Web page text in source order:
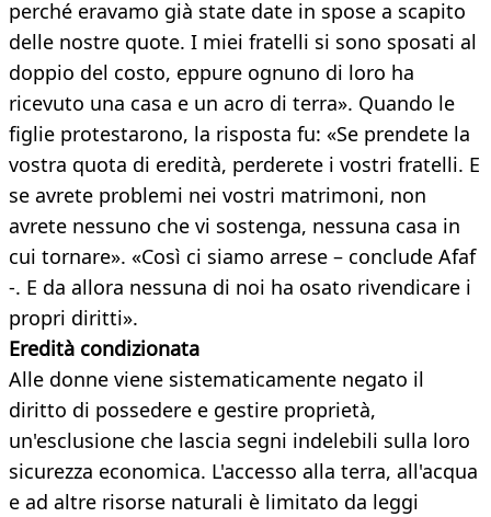
perché eravamo già state date in spose a scapito
delle nostre quote. I miei fratelli si sono sposati al
doppio del costo, eppure ognuno di loro ha
ricevuto una casa e un acro di terra». Quando le
figlie protestarono, la risposta fu: «Se prendete la
vostra quota di eredità, perderete i vostri fratelli. E
se avrete problemi nei vostri matrimoni, non
avrete nessuno che vi sostenga, nessuna casa in
cui tornare». «Così ci siamo arrese – conclude Afaf
-. E da allora nessuna di noi ha osato rivendicare i
propri diritti».
Eredità condizionata
Alle donne viene sistematicamente negato il
diritto di possedere e gestire proprietà,
un'esclusione che lascia segni indelebili sulla loro
sicurezza economica. L'accesso alla terra, all'acqua
e ad altre risorse naturali è limitato da leggi